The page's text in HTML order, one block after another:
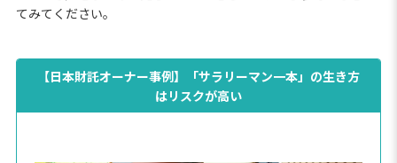
てみてください。
【日本財託オーナー事例】「サラリーマン一本」の生き方
はリスクが高い